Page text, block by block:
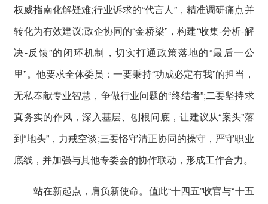
权威指南化解疑难;行业诉求的“代言人”，精准调研痛点并
转化为有效建议;政企协同的“金桥梁”，构建“收集-分析-解
决-反馈”的闭环机制，切实打通政策落地的“最后一公
里”。他要求全体委员：一要秉持“功成必定有我”的担当，
无私奉献专业智慧，争做行业问题的“终结者”;二要坚持求
真务实的作风，深入基层、刨根问底，让建议从“案头”落
到“地头”，力戒空谈;三要恪守清正协同的操守，严守职业
底线，并加强与其他专委会的协作联动，形成工作合力。
站在新起点，肩负新使命。值此“十四五”收官与“十五